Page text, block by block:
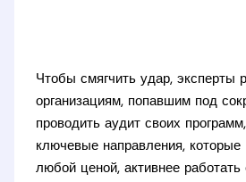
Чтобы смягчить удар, эксперты
организациям, попавшим под
проводить аудит своих
ключевые направления, которые
любой ценой, активнее